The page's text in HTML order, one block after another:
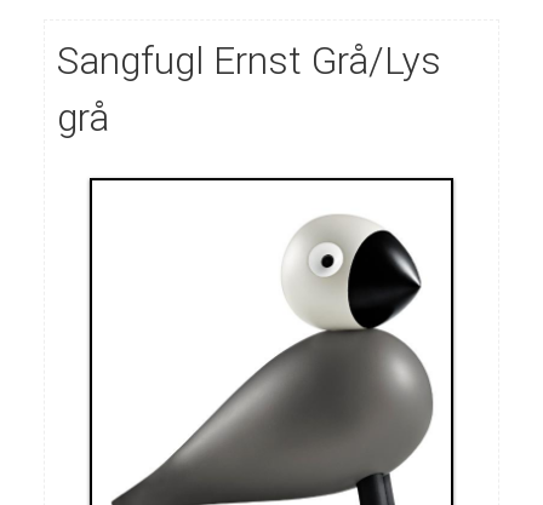
Sangfugl Ernst Grå/Lys
grå